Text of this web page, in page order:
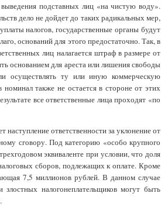
выведения подставных лиц «на чистую воду».
дело не дойдет до таких радикальных мер,
налогов, государственные органы будут
оснований для этого предостаточно. Так, в
лиц налагается штраф в размере от
основанием для ареста или лишения свободы
осуществлять ту или иную коммерческую
также не остается в стороне от этих
все ответственные лица проходят «по
ответственности за уклонение от
сговору. Под категорию «особо крупного
эквиваленте при условии, что доля
сборов, подлежащих к оплате. Кроме
7,5 миллионов рублей. В данном случае
налогонеплательщиков могут быть